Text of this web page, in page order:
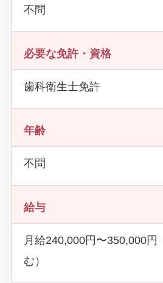
不問
必要な免許・資格
歯科衛生士免許
年齢
不問
給与
月給240,000円〜350,000円
む）